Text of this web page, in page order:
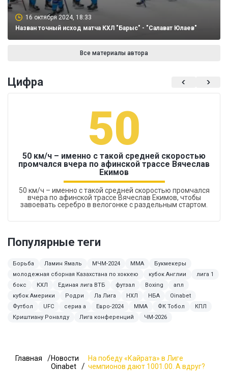
16 октября 2024, 18:33
Назван точный исход матча КХЛ "Барыс" - "Салават Юлаев"
Все материалы автора
Цифра
50
50 км/ч – именно с такой средней скоростью
промчался вчера по афинской трассе Вячеслав
Екимов
50 км/ч – именно с такой средней скоростью промчался
вчера по афинской трассе Вячеслав Екимов, чтобы
завоевать серебро в велогонке с раздельным стартом.
Популярные теги
Борьба Ламин Ямаль МЧМ-2024 ММА
Букмекеры
молодежная сборная Казахстана по хоккею
кубок Англии
лига 1
бокс
КХЛ Единая лига ВТБ футзал Boxing
апл
кубок Америки
Родри Ла Лига НХЛ НБА
Oinabet
Футбол
UFC сериа а Евро-2024 MMA ФК Тобол
КПЛ
Криштиану Роналду
Лига конференций ЧМ-2026
Главная
Новости
Oinabet
На победу «Кайрата» в Лиге
чемпионов дают 1001.00. А вдруг?